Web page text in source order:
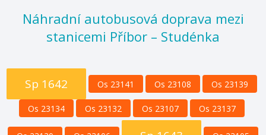
Náhradní autobusová doprava mezi
stanicemi Příbor – Studénka
Sp 1642 Os 23141 Os 23108 Os 23139
Os 23134 Os 23132 Os 23107 Os 23137